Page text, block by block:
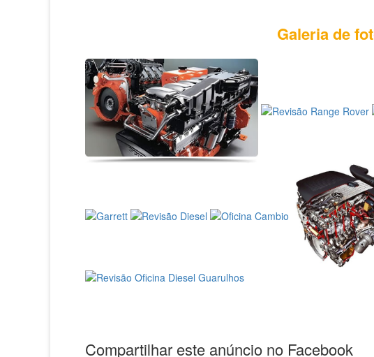
Galeria de
Compartilhar este anúncio no Facebook